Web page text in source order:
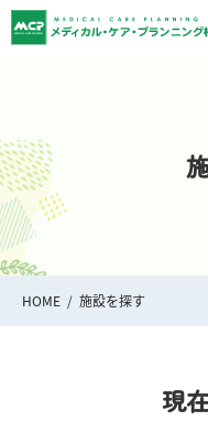
HOME 施設を探す
現